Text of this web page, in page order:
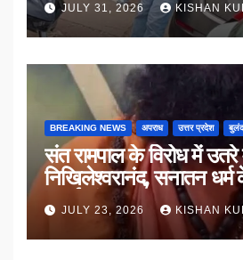
JULY 31, 2026 KISHAN
BREAKING NEWS अपराध उत्तर प्रदेश
संत रामपाल के विरोध में
निखिलेश्वरानंद, सनातन धर्म
उठाई मांग
JULY 23, 2026 KISHAN